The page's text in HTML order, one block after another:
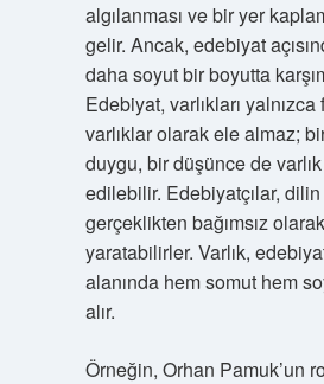
algılanması ve bir yer
gelir. Ancak, edebiyat
daha soyut bir boyutta
Edebiyat, varlıkları
varlıklar olarak ele almaz;
duygu, bir düşünce de
edilebilir. Edebiyatçılar, dilin
gerçeklikten bağımsız
yaratabilirler. Varlık,
alanında hem somut hem
alır.
Örneğin, Orhan Pamuk’un